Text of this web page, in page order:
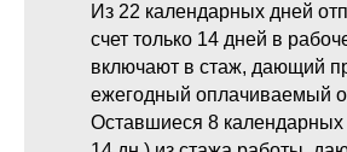
Из 22 календарных дней
счет только 14 дней в
включают в стаж, дающий
ежегодный оплачиваемый
Оставшиеся 8 календарных